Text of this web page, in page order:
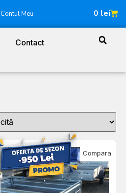
Contul Meu 0 lei
Contact
Compara